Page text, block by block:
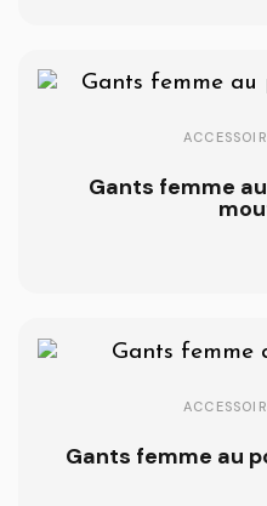
Gants femme
Gants femme au